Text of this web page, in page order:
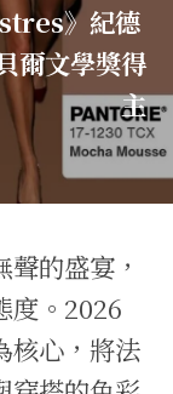
》紀德
爾文學獎得
主
的盛宴，
度。2026
核心，將法